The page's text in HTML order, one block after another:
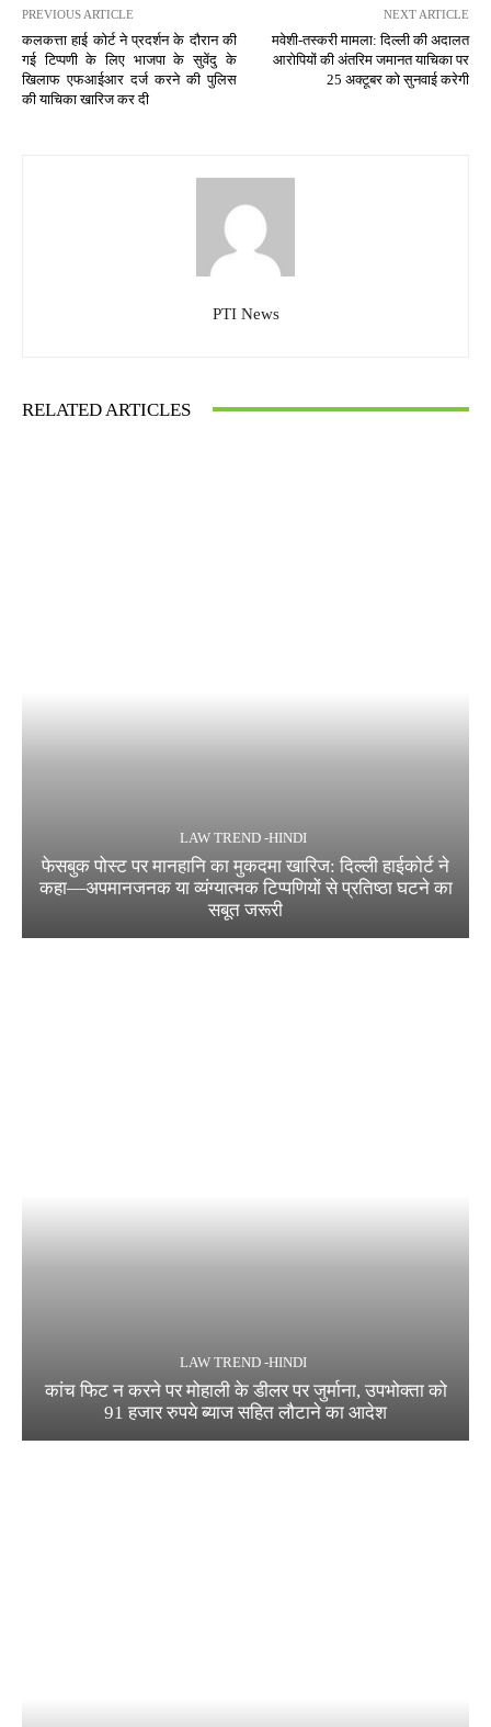
PREVIOUS ARTICLE
कलकत्ता हाई कोर्ट ने प्रदर्शन के दौरान की
गई टिप्पणी के लिए भाजपा के सुवेंदु के
खिलाफ एफआईआर दर्ज करने की पुलिस
की याचिका खारिज कर दी
NEXT ARTICLE
मवेशी-तस्करी मामला: दिल्ली की अदालत
आरोपियों की अंतरिम जमानत याचिका पर
25 अक्टूबर को सुनवाई करेगी
PTI News
RELATED ARTICLES
LAW TREND -HINDI
फेसबुक पोस्ट पर मानहानि का मुकदमा खारिज: दिल्ली हाईकोर्ट ने
कहा—अपमानजनक या व्यंग्यात्मक टिप्पणियों से प्रतिष्ठा घटने का
सबूत जरूरी
LAW TREND -HINDI
कांच फिट न करने पर मोहाली के डीलर पर जुर्माना, उपभोक्ता को
91 हजार रुपये ब्याज सहित लौटाने का आदेश